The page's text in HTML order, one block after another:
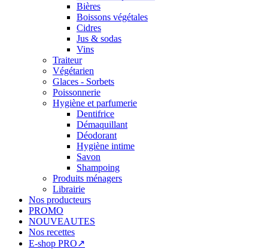
Bières
Boissons végétales
Cidres
Jus & sodas
Vins
Traiteur
Végétarien
Glaces - Sorbets
Poissonnerie
Hygiène et parfumerie
Dentifrice
Démaquillant
Déodorant
Hygiène intime
Savon
Shampoing
Produits ménagers
Librairie
Nos producteurs
PROMO
NOUVEAUTES
Nos recettes
E-shop PRO↗